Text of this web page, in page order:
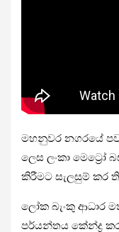
මහනුවර නගරයේ
ලෙස ලංකා මෙට්‍රෝ
කිරීමට සැලසුම් කර
ලෝක බැංකු ආධාර
පර්යන්තය කේන්ද්‍ර